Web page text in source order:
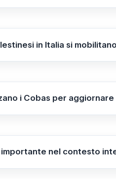
del sindacalismo
di pressione
in Italia si
si uniscono alle
i Cobas per
le loro iniziative
nel contesto
un esempio di